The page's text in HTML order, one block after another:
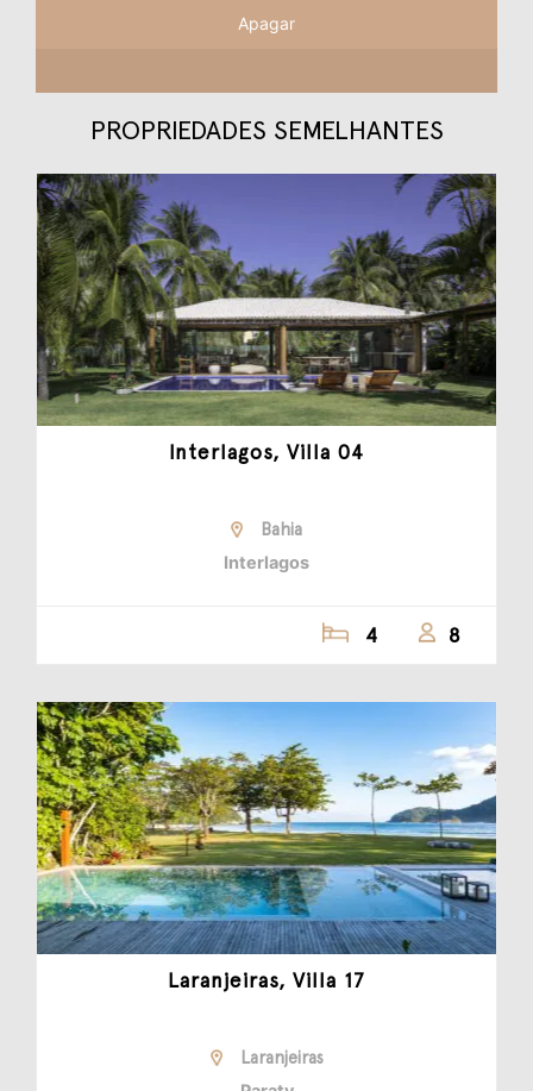
Apagar
PROPRIEDADES SEMELHANTES
Interlagos, Villa 04
Bahia
Interlagos
4 8
Laranjeiras, Villa 17
Laranjeiras